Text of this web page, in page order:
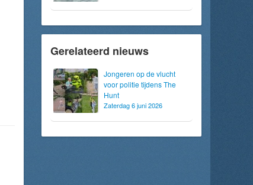
Gerelateerd nieuws
Jongeren op de vlucht
voor politie tijdens The
Hunt
Zaterdag 6 juni 2026